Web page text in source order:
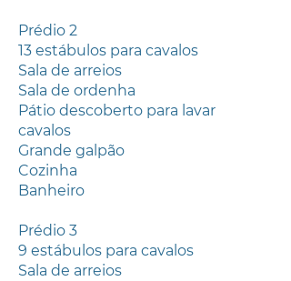
Prédio 2
13 estábulos para cavalos
Sala de arreios
Sala de ordenha
Pátio descoberto para lavar
cavalos
Grande galpão
Cozinha
Banheiro
Prédio 3
9 estábulos para cavalos
Sala de arreios